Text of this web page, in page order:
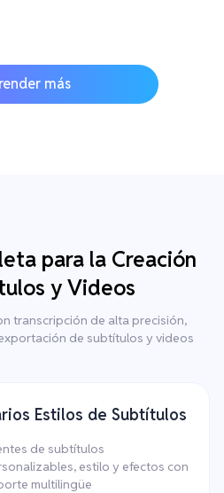
más
para la Creación
y Videos
transcripción de alta precisión,
de subtítulos y videos
Estilos de Subtítulos
de subtítulos
estilo y efectos con
multilingüe